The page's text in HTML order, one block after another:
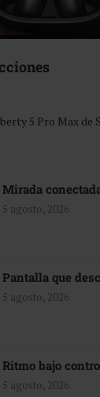
5 Pro Max de
Mirada
5 agosto, 2026
Pantalla que
5 agosto, 2026
Ritmo bajo
5 agosto, 2026